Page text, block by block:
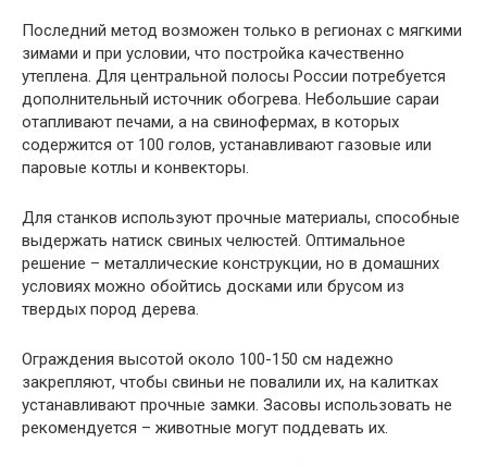
Последний метод возможен только в регионах с мягкими
зимами и при условии, что постройка качественно
утеплена. Для центральной полосы России потребуется
дополнительный источник обогрева. Небольшие сараи
отапливают печами, а на свинофермах, в которых
содержится от 100 голов, устанавливают газовые или
паровые котлы и конвекторы.
Для станков используют прочные материалы, способные
выдержать натиск свиных челюстей. Оптимальное
решение – металлические конструкции, но в домашних
условиях можно обойтись досками или брусом из
твердых пород дерева.
Ограждения высотой около 100-150 см надежно
закрепляют, чтобы свиньи не повалили их, на калитках
устанавливают прочные замки. Засовы использовать не
рекомендуется – животные могут поддевать их.